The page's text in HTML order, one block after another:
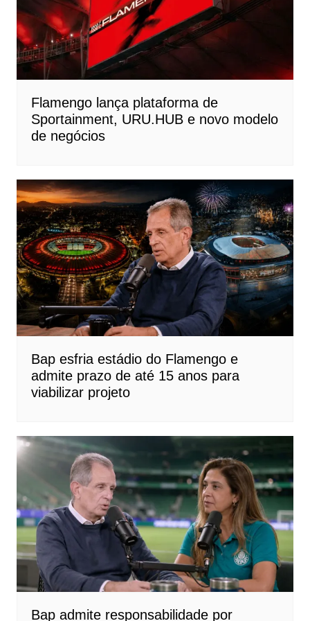
Flamengo lança plataforma de
Sportainment, URU.HUB e novo modelo
de negócios
Bap esfria estádio do Flamengo e
admite prazo de até 15 anos para
viabilizar projeto
Bap admite responsabilidade por